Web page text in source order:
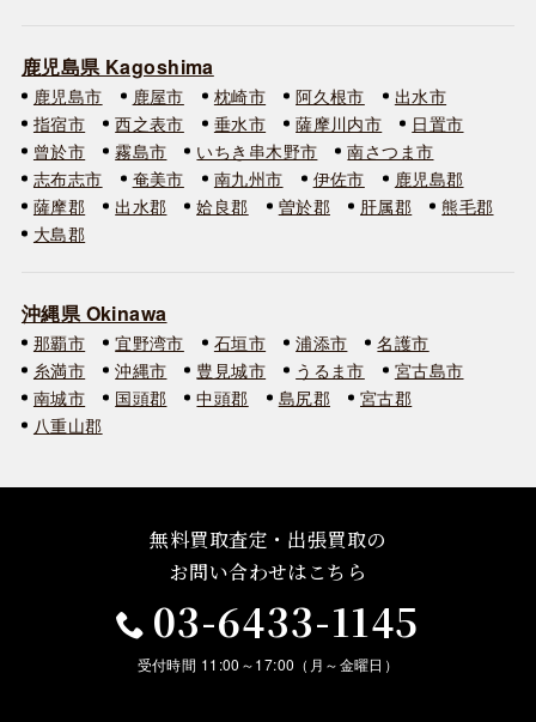
鹿児島県 Kagoshima
鹿児島市 鹿屋市 枕崎市 阿久根市
出水市
指宿市
西之表市 垂水市 薩摩川内市
日置市
曾於市
霧島市 いちき串木野市
南さつま市
志布志市
奄美市 南九州市 伊佐市
鹿児島郡
薩摩郡
出水郡 姶良郡 曽於郡 肝属郡
熊毛郡
大島郡
沖縄県 Okinawa
那覇市 宜野湾市 石垣市 浦添市
名護市
糸満市
沖縄市 豊見城市 うるま市
宮古島市
南城市
国頭郡 中頭郡 島尻郡
宮古郡
八重山郡
無料買取査定・出張買取の
お問い合わせはこちら
03-6433-1145
受付時間 11:00～17:00（月～金曜日）